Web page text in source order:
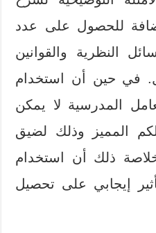
للحصول على عدد
النظرية والقوانين
في حين أن استخدام
المدرسية لا يمكن
المميز وذلك لضيق
ذلك أن استخدام
إيجابي على تحصيل